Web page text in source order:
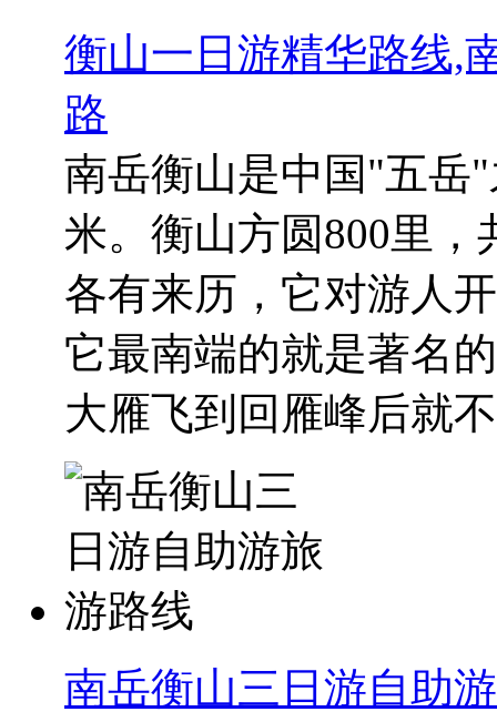
衡山一日游精华路线,
路
南岳衡山是中国"五岳
米。衡山方圆800里
各有来历，它对游人
它最南端的就是著名
大雁飞到回雁峰后就
南岳衡山三日游自助